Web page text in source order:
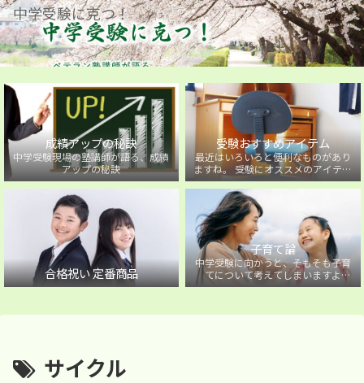
中学受験に克つ！
成績アップの秘訣
中学受験現場の塾講師が語る、成績
アップの秘訣
受験おすすめアイテム
最近はいろいろと便利なものがあり
ますね。 受験にオススメのアイテム
を紹介しています。
合格祝い 定番商品
子育て論
中学受験に向かうと、そもそも子育
てについて考えてしまいますよ
ね・・・。中学受験に向かうお子様
サイクル